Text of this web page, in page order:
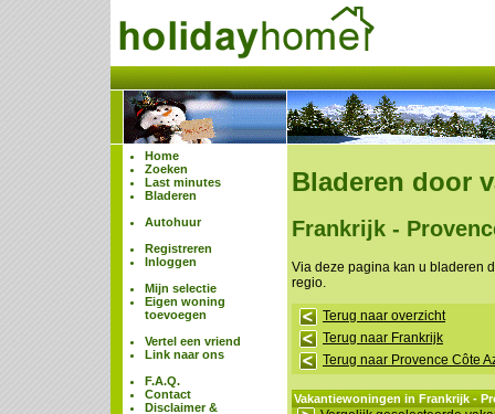
Home
Zoeken
Last minutes
Bladeren
Autohuur
Registreren
Inloggen
Mijn selectie
Eigen woning
toevoegen
Vertel een vriend
Link naar ons
F.A.Q.
Contact
Disclaimer &
Bladeren door
Frankrijk -
Via deze pagina kan u bladeren
regio.
Terug naar overzicht
Terug naar Frankrijk
Terug naar Provence Côte
Vakantiewoningen in Frankrijk -